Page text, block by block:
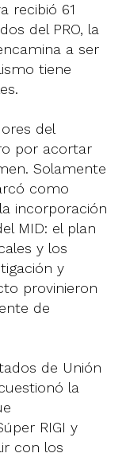
recibió 61
del PRO, la
a ser
tiene
del
por acortar
Solamente
como
incorporación
MID: el plan
y los
y
provinieron
de
de Unión
la
RIGI y
con los